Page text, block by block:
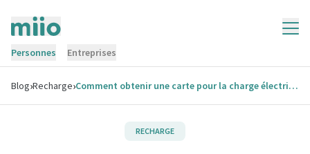
Personnes Entreprises
Blog›Recharge› Comment obtenir une carte pour la charge électrique ?
RECHARGE